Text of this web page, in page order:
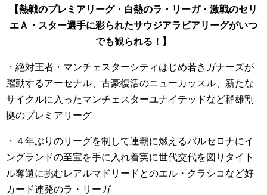
【熱戦のプレミアリーグ・白熱のラ・リーガ・激戦のセリ
エＡ・スター選手に彩られたサウジアラビアリーグがいつ
でも観られる！】
・絶対王者・マンチェスターシティはじめ若きガナーズが
躍動するアーセナル、古豪復活のニューカッスル、新たな
サイクルに入ったマンチェスターユナイテッドなど群雄割
拠のプレミアリーグ
・４年ぶりのリーグを制して連覇に燃えるバルセロナにイ
ングランドの至宝を手に入れ着実に世代交代を図りタイト
ル奪還に挑むレアルマドリードとのエル・クラシコなど好
カード連発のラ・リーガ